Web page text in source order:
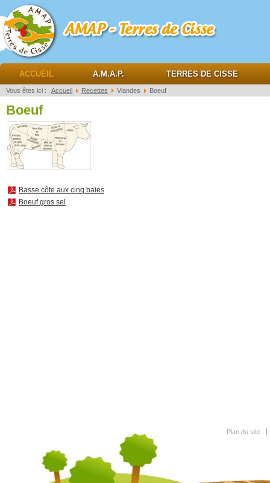
AMAP Terres de cisse
ACCUEIL A.M.A.P. TERRES DE CISSE
Vous êtes ici : Accueil Recettes Viandes Boeuf
Boeuf
Basse côte aux cinq baies
Boeuf gros sel
Plan du site